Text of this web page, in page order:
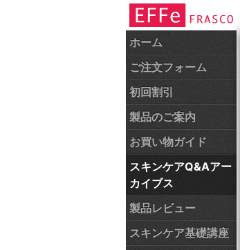
ホーム
ご注文フォーム
初回割引
製品のご案内
お買い物ガイド
スキンケアQ&Aアー
カイブス
製品レビュー
スキンケア基礎講座